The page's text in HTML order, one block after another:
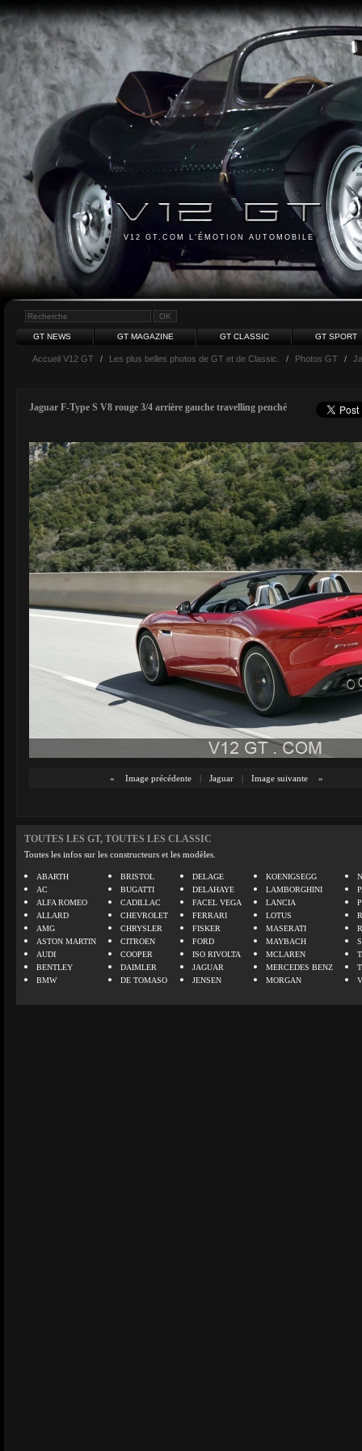
V12 GT.COM L'ÉMOTION AUTOMOBILE
GT NEWS GT MAGAZINE GT CLASSIC GT SPORT
Accueil V12 GT / Les plus belles photos de GT et de Classic. / Photos GT /
Jaguar F-Type S V8 rouge 3/4 arrière gauche travelling penché
« Image précédente | Jaguar | Image suivante »
TOUTES LES GT, TOUTES LES CLASSIC
Toutes les infos sur les constructeurs et les modèles.
ABARTH
AC
ALFA ROMEO
ALLARD
AMG
ASTON MARTIN
AUDI
BENTLEY
BMW
BRISTOL
BUGATTI
CADILLAC
CHEVROLET
CHRYSLER
CITROEN
COOPER
DAIMLER
DE TOMASO
DELAGE
DELAHAYE
FACEL VEGA
FERRARI
FISKER
FORD
ISO RIVOLTA
JAGUAR
JENSEN
KOENIGSEGG
LAMBORGHINI
LANCIA
LOTUS
MASERATI
MAYBACH
MCLAREN
MERCEDES BENZ
MORGAN